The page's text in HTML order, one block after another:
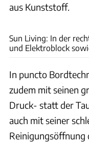
aus Kunststoff.
Sun Living: In der
und Elektroblock
In puncto
zudem mit seinen
Druck- statt der
auch mit seiner
Reinigungsöffnung